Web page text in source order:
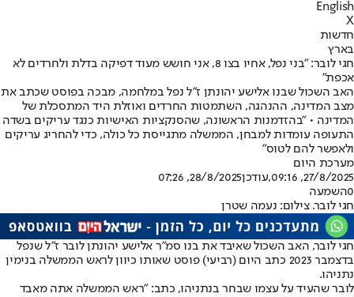
English
X
חדשות
בארץ
חגי לובר: "בני נפל, אחיו בצו 8, אני חושש מעוד דפיקה בדלת ולחרדים לא
אכפת"
האב השכול שבנו אלישע יהונתן ז"ל נפל במלחמה, מבכה בפוסט שכתב את
מצב המדינה, ההנהגה, השתמטות החרדים ואוזלת היד המתסכלת של
המדינה • "בהזדמנות הראשונה, שהסנקציות האישיות כנגד עריקים בשדה
התעופה עומדות למבחן, הממשלה מתגייסת כל כולה, כדי להחריג עריקים
ולאפשר להם לטוס"
מערכת היום
27/8/2025, 09:16
,עודכן28/8/2025, 07:26
0השמעה
חגי לובר. צילום: נעמה שטרן
חגי לובר, האב השכול שאיבד את בנו סמ"ר אלישע יהונתן לובר ז"ל שנפל
בדצמבר 2023 כתב היום (רביעי) פוסט שאותו כיוון לראש הממשלה בנימין
נתניהו.
לובר שהעיד על עצמו שבחר בנתניהו, כתב: "ראש הממשלה אתה מאבד